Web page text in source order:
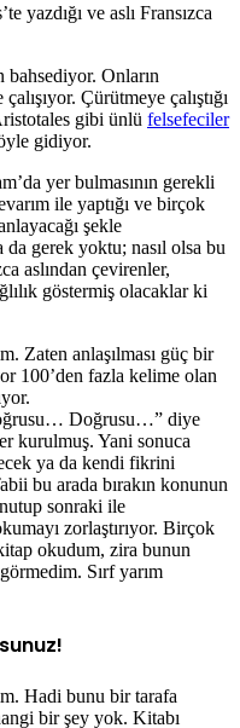
yazdığı ve aslı Fransızca
bahsediyor. Onların
Çürütmeye çalıştığı
gibi ünlü felsefeciler
gidiyor.
yer bulmasının gerekli
ile yaptığı ve birçok
şekle
da gerek yoktu; nasıl olsa bu
aslından çevirenler,
göstermiş olacaklar ki
Zaten anlaşılması güç bir
100’den fazla kelime olan
Doğrusu…” diye
kurulmuş. Yani sonuca
ya da kendi fikrini
bu arada bırakın konunun
sonraki ile
zorlaştırıyor. Birçok
okudum, zira bunun
Sırf yarım
Hadi bunu bir tarafa
bir şey yok. Kitabı